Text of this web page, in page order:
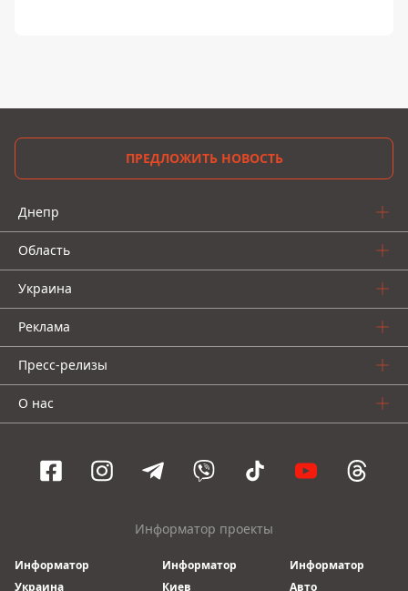
ПРЕДЛОЖИТЬ НОВОСТЬ
Днепр
Область
Украина
Реклама
Пресс-релизы
О нас
Информатор проекты
Информатор
Украина
Информатор
Киев
Информатор
Авто